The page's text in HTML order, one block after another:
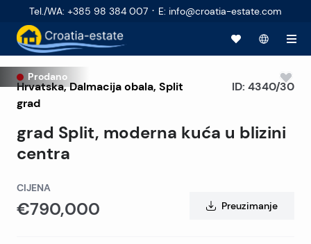
Tel./WA: +385 98 384 007 · E: info@croatia-estate.com
Prodano
Hrvatska,Dalmacija obala, Split
grad
grad Split, moderna kuća u blizini
centra
ID: 4340/30
CIJENA
€790,000 Preuzimanje